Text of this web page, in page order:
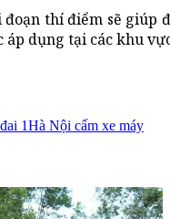
thí điểm sẽ
áp dụng tại các khu
1Hà Nội cấm xe máy